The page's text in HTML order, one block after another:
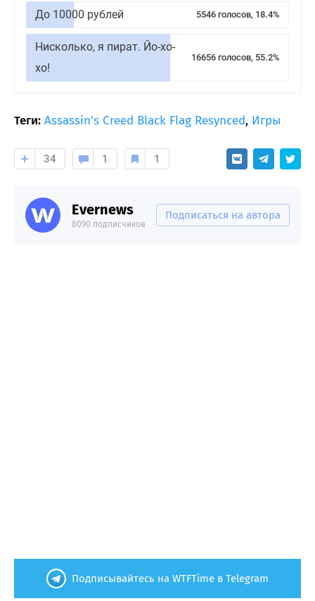
До 10000 рублей 5546 голосов, 18.4%
Нисколько, я пират. Йо-хо-
хо!
16656 голосов, 55.2%
Теги: Assassin's Creed Black Flag Resynced, Игры
34 1 1
Evernews
8090 подписчиков
Подписаться на автора
Подписывайтесь на WTFTime в Telegram